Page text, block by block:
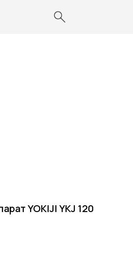
YOKIJI YKJ 120